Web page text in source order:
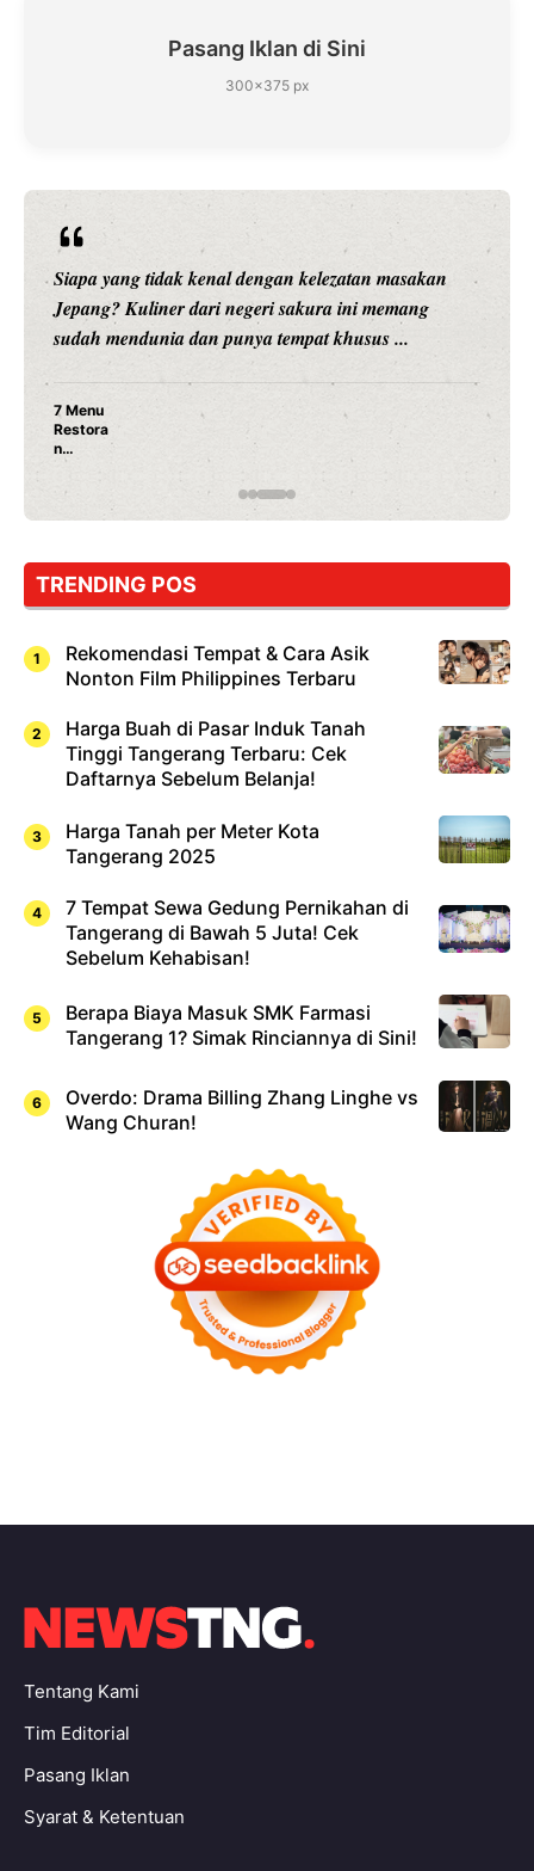
Pasang Iklan di Sini
300×375 px
Siapa yang tidak kenal dengan kelezatan masakan
Jepang? Kuliner dari negeri sakura ini memang
sudah mendunia dan punya tempat khusus ...
7 Menu
Restora
n
Jepang
Dicoba,
Cuma
Sushi!
TRENDING POS
Rekomendasi Tempat & Cara Asik
Nonton Film Philippines Terbaru
Harga Buah di Pasar Induk Tanah
Tinggi Tangerang Terbaru: Cek
Daftarnya Sebelum Belanja!
Harga Tanah per Meter Kota
Tangerang 2025
7 Tempat Sewa Gedung Pernikahan di
Tangerang di Bawah 5 Juta! Cek
Sebelum Kehabisan!
Berapa Biaya Masuk SMK Farmasi
Tangerang 1? Simak Rinciannya di Sini!
Overdo: Drama Billing Zhang Linghe vs
Wang Churan!
Tentang Kami
Tim Editorial
Pasang Iklan
Syarat & Ketentuan